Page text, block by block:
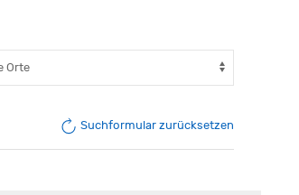
Suchformular zurücksetzen